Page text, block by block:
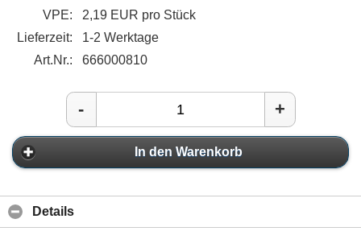
VPE:
2,19 EUR pro Stück
Lieferzeit:
1-2 Werktage
Art.Nr.:
666000810
- +
In den Warenkorb
Details